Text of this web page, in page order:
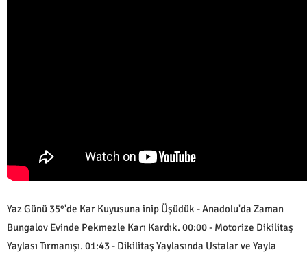
Yaz Günü 35°'de Kar Kuyusuna inip Üşüdük - Anadolu'da Zaman
Bungalov Evinde Pekmezle Karı Kardık. 00:00 - Motorize Dikilitaş
Yaylası Tırmanışı. 01:43 - Dikilitaş Yaylasında Ustalar ve Yayla